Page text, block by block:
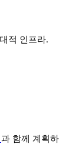
적 인프라.
과 함께 계획하